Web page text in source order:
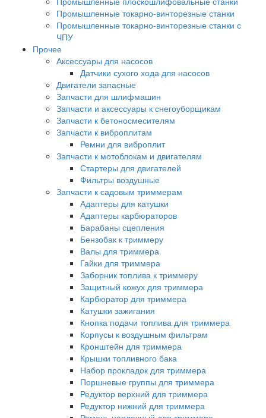
Промышленные токарно-винторезные станки
Промышленные токарно-винторезные станки с
ЧПУ
Прочее
Аксессуары для насосов
Датчики сухого хода для насосов
Двигатели запасные
Запчасти для шлифмашин
Запчасти и аксессуары к снегоуборщикам
Запчасти к бетоносмесителям
Запчасти к виброплитам
Ремни для виброплит
Запчасти к мотоблокам и двигателям
Стартеры для двигателей
Фильтры воздушные
Запчасти к садовым триммерам
Адаптеры для катушки
Адаптеры карбюраторов
Барабаны сцепления
Бензобак к триммеру
Валы для триммера
Гайки для триммера
Заборник топлива к триммеру
Защитный кожух для триммера
Карбюратор для триммера
Катушки зажигания
Кнопка подачи топлива для триммера
Корпусы к воздушным фильтрам
Кронштейн для триммера
Крышки топливного бака
Набор прокладок для триммера
Поршневые группы для триммера
Редуктор верхний для триммера
Редуктор нижний для триммера